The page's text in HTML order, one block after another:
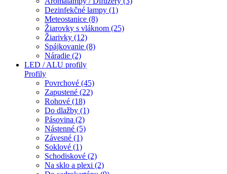
Dezinfekčné lampy (1)
Meteostanice (8)
Žiarovky s vláknom (25)
Žiarivky (12)
Spájkovanie (8)
Náradie (2)
LED / ALU profily
Profily
Povrchové (45)
Zapustené (22)
Rohové (18)
Do dlažby (1)
Pásovina (2)
Nástenné (5)
Závesné (1)
Soklové (1)
Schodiskové (2)
Na sklo a plexi (2)